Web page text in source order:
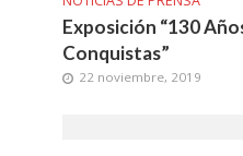
Exposición “130
Conquistas”
22 noviembre, 2019